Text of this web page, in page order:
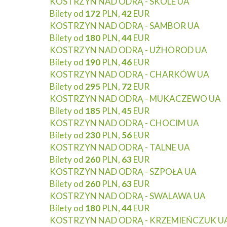
Bilety od 172 PLN,42EUR
KOSTRZYN NAD ODRĄ - SAMBOR UA
Bilety od 180 PLN,44EUR
KOSTRZYN NAD ODRĄ - UŻHOROD UA
Bilety od 190 PLN,46EUR
KOSTRZYN NAD ODRĄ - CHARKÓW UA
Bilety od 295 PLN, 72EUR
KOSTRZYN NAD ODRĄ - MUKACZEWO UA
Bilety od 185 PLN,45EUR
KOSTRZYN NAD ODRĄ - CHOCIM UA
Bilety od 230 PLN, 56EUR
KOSTRZYN NAD ODRĄ - TALNE UA
Bilety od 260 PLN, 63EUR
KOSTRZYN NAD ODRĄ - SZPOŁA UA
Bilety od 260 PLN, 63EUR
KOSTRZYN NAD ODRĄ - SWALAWA UA
Bilety od 180 PLN,44EUR
KOSTRZYN NAD ODRĄ - KRZEMIEŃCZUK